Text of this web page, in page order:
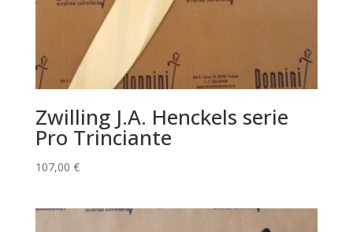
Zwilling J.A. Henckels serie
Pro Trinciante
107,00 €